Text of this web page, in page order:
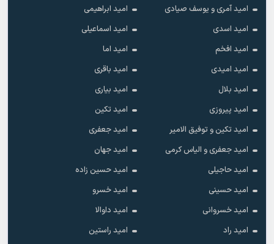
امید آمری و یوسف صیادی
امید ابراهیمی
امید اسدی
امید اسماعیلی
امید افخم
امید اما
امید امیدی
امید باقری
امید بلال
امید بیاری
امید پیروزی
امید تکین
امید تکین و توفیق الامیر
امید جعفری
امید جعفری و الیاس کرمی
امید جهان
امید حاجیلی
امید حسین زاده
امید حسینی
امید خسرو
امید خسروانی
امید داوالا
امید راد
امید راستین